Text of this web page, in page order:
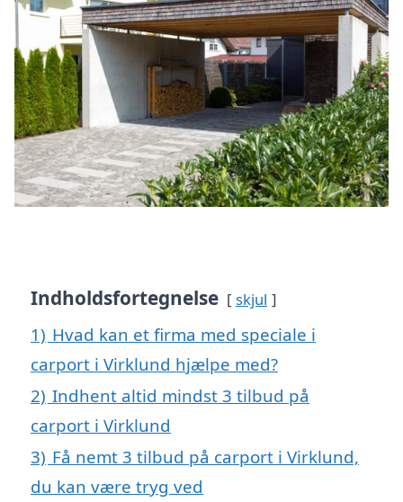
Indholdsfortegnelse skjul
1) Hvad kan et firma med speciale i
carport i Virklund hjælpe med?
2) Indhent altid mindst 3 tilbud på
carport i Virklund
3) Få nemt 3 tilbud på carport i Virklund,
du kan være tryg ved